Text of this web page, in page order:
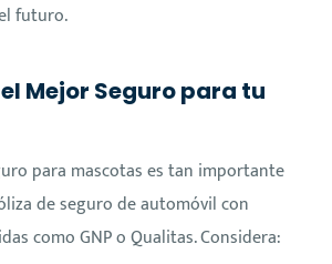
futuro.
Mejor Seguro para tu
para mascotas es tan importante
de seguro de automóvil con
como GNP o Qualitas. Considera: